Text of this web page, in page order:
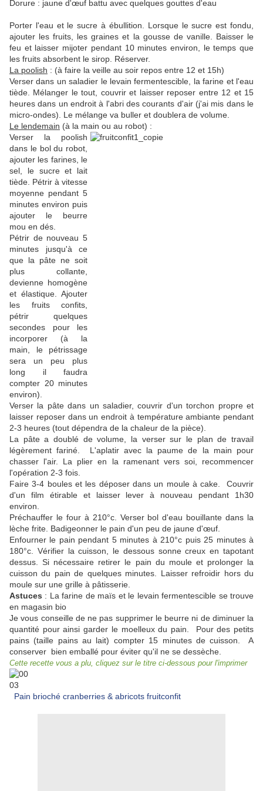
Dorure : jaune d'œuf battu avec quelques gouttes d'eau
Porter l'eau et le sucre à ébullition. Lorsque le sucre est fondu,
ajouter les fruits, les graines et la gousse de vanille. Baisser le
feu et laisser mijoter pendant 10 minutes environ, le temps que
les fruits absorbent le sirop. Réserver.
La poolish : (à faire la veille au soir repos entre 12 et 15h)
Verser dans un saladier le levain fermentescible, la farine et l'eau
tiède. Mélanger le tout, couvrir et laisser reposer entre 12 et 15
heures dans un endroit à l'abri des courants d'air (j'ai mis dans le
micro-ondes). Le mélange va buller et doublera de volume.
Le lendemain (à la main ou au robot) :
Verser la poolish
dans le bol du robot,
ajouter les farines, le
sel, le sucre et lait
tiède. Pétrir à vitesse
moyenne pendant 5
minutes environ puis
ajouter le beurre
mou en dés.
Pétrir de nouveau 5
minutes jusqu'à ce
que la pâte ne soit
plus collante,
devienne homogène
et élastique. Ajouter
les fruits confits,
pétrir quelques
secondes pour les
incorporer (à la
main, le pétrissage
sera un peu plus
long il faudra
compter 20 minutes
environ).
Verser la pâte dans un saladier, couvrir d'un torchon propre et
laisser reposer dans un endroit à température ambiante pendant
2-3 heures (tout dépendra de la chaleur de la pièce).
La pâte a doublé de volume, la verser sur le plan de travail
légèrement fariné. L'aplatir avec la paume de la main pour
chasser l'air. La plier en la ramenant vers soi, recommencer
l'opération 2-3 fois.
Faire 3-4 boules et les déposer dans un moule à cake. Couvrir
d'un film étirable et laisser lever à nouveau pendant 1h30
environ.
Préchauffer le four à 210°c. Verser bol d'eau bouillante dans la
lèche frite. Badigeonner le pain d'un peu de jaune d'œuf.
Enfourner le pain pendant 5 minutes à 210°c puis 25 minutes à
180°c. Vérifier la cuisson, le dessous sonne creux en tapotant
dessus. Si nécessaire retirer le pain du moule et prolonger la
cuisson du pain de quelques minutes. Laisser refroidir hors du
moule sur une grille à pâtisserie.
Astuces : La farine de maïs et le levain fermentescible se trouve
en magasin bio
Je vous conseille de ne pas supprimer le beurre ni de diminuer la
quantité pour ainsi garder le moelleux du pain. Pour des petits
pains (taille pains au lait) compter 15 minutes de cuisson. A
conserver bien emballé pour éviter qu'il ne se dessèche.
Cette recette vous a plu, cliquez sur le titre ci-dessous pour l'imprimer
Pain brioché cranberries & abricots fruitconfit